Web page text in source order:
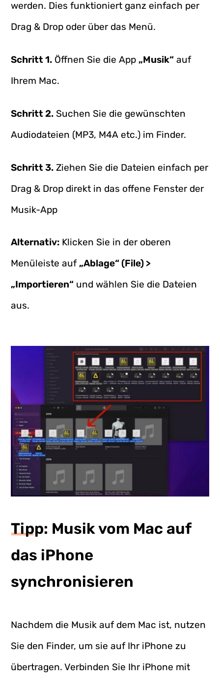
werden. Dies funktioniert ganz einfach per
Drag & Drop oder über das Menü.
Schritt 1. Öffnen Sie die App „Musik“ auf
Ihrem Mac.
Schritt 2. Suchen Sie die gewünschten
Audiodateien (MP3, M4A etc.) im Finder.
Schritt 3. Ziehen Sie die Dateien einfach per
Drag & Drop direkt in das offene Fenster der
Musik-App
Alternativ: Klicken Sie in der oberen
Menüleiste auf „Ablage“ (File) >
„Importieren“ und wählen Sie die Dateien
aus.
Tipp: Musik vom Mac auf
das iPhone
synchronisieren
Nachdem die Musik auf dem Mac ist, nutzen
Sie den Finder, um sie auf Ihr iPhone zu
übertragen. Verbinden Sie Ihr iPhone mit